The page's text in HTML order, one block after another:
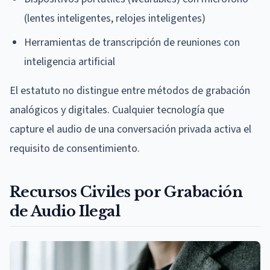
(lentes inteligentes, relojes inteligentes)
Herramientas de transcripción de reuniones con
inteligencia artificial
El estatuto no distingue entre métodos de grabación
analógicos y digitales. Cualquier tecnología que
capture el audio de una conversación privada activa el
requisito de consentimiento.
Recursos Civiles por Grabación
de Audio Ilegal